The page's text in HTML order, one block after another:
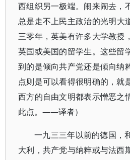
西组织另一极端。闹来闹去，
总是走不上民主政治的光明
三零年，英美有许多大学教授
英国或美国的留学生。这些留
到的是倾向共产党还是倾向纳
点则是可以看得很明确的，就
西方的自由文明都表示憎恶之
此点。——译者）
一九三三年以前的德国，
大利，共产党与纳粹或与法西